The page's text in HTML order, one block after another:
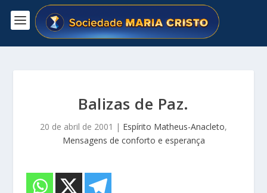
Balizas de Paz.
20 de abril de 2001 | Espírito Matheus-Anacleto,
Mensagens de conforto e esperança